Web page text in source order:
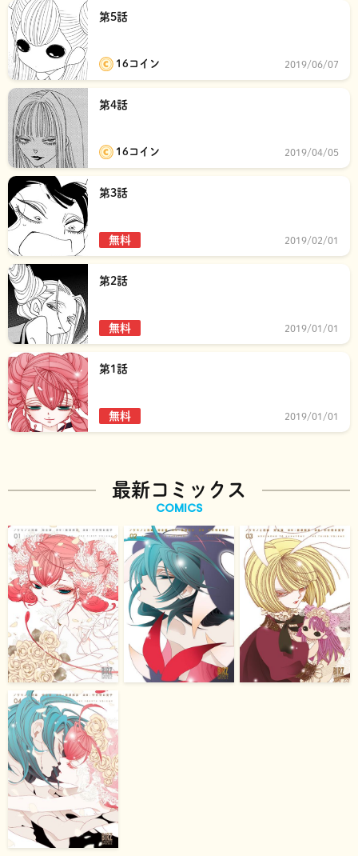
第5話
16コイン 2019/06/07
第4話
16コイン 2019/04/05
第3話
無料 2019/02/01
第2話
無料 2019/01/01
第1話
無料 2019/01/01
最新コミックス
COMICS